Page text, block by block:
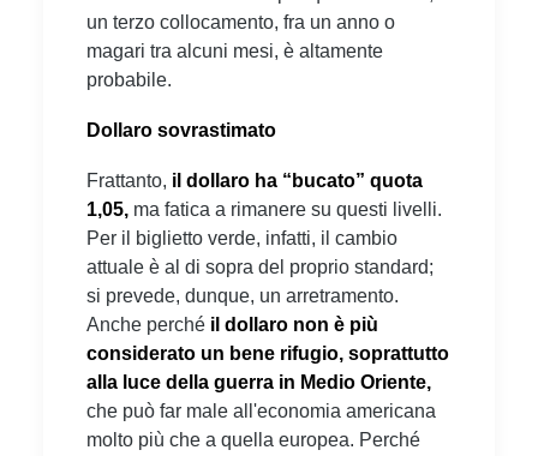
un terzo collocamento, fra un anno o
magari tra alcuni mesi, è altamente
probabile.
Dollaro sovrastimato
Frattanto, il dollaro ha “bucato” quota
1,05, ma fatica a rimanere su questi livelli.
Per il biglietto verde, infatti, il cambio
attuale è al di sopra del proprio standard;
si prevede, dunque, un arretramento.
Anche perché il dollaro non è più
considerato un bene rifugio, soprattutto
alla luce della guerra in Medio Oriente,
che può far male all'economia americana
molto più che a quella europea. Perché